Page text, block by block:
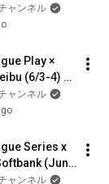
wit...
ャンネル
Play ×
(6/3-4)
Highlights
ャンネル
Series x
(June
with d...
ャンネル